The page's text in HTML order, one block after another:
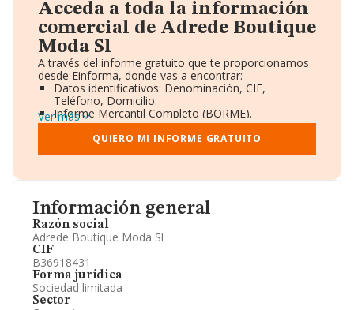
Información general
Razón social
Adrede Boutique Moda Sl
CIF
B36918431
Forma jurídica
Sociedad limitada
Sector
Acceda a toda la información
comercial de Adrede Boutique
Moda Sl
A través del informe gratuito que te proporcionamos
desde Einforma, donde vas a encontrar:
Datos identificativos: Denominación, CIF,
Teléfono, Domicilio.
Informe Mercantil Completo (BORME).
Gráficos de Evolución Ventas y Empleados.
Consejo de Administración y Administradores.
Directivos y Ejecutivos.
Información oficial y registral complementaria.
Ver más
QUIERO MI INFORME GRATUITO